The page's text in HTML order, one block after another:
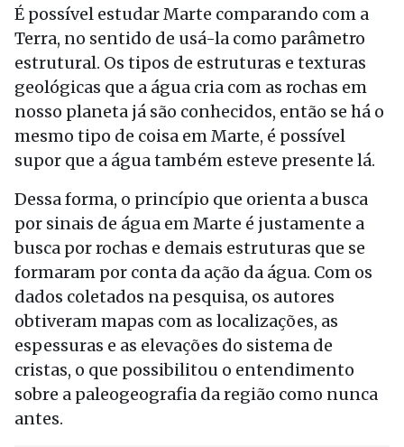
É possível estudar Marte comparando com a
Terra, no sentido de usá-la como parâmetro
estrutural. Os tipos de estruturas e texturas
geológicas que a água cria com as rochas em
nosso planeta já são conhecidos, então se há o
mesmo tipo de coisa em Marte, é possível
supor que a água também esteve presente lá.
Dessa forma, o princípio que orienta a busca
por sinais de água em Marte é justamente a
busca por rochas e demais estruturas que se
formaram por conta da ação da água. Com os
dados coletados na pesquisa, os autores
obtiveram mapas com as localizações, as
espessuras e as elevações do sistema de
cristas, o que possibilitou o entendimento
sobre a paleogeografia da região como nunca
antes.